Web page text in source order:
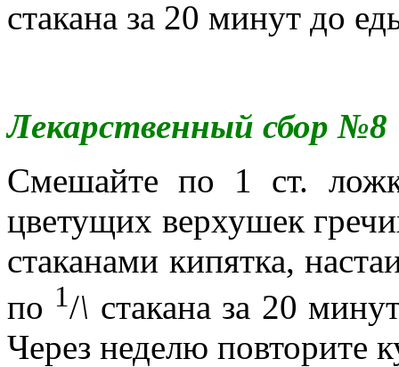
стакана за 20 минут до
Лекарственный сбор №8
Смешайте по 1 ст.
цветущих верхушек
стаканами кипятка,
по 1/\ стакана за 20
Через неделю повторите